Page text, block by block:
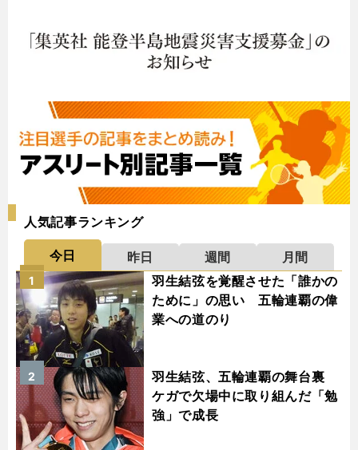
人気記事ランキング
今日 昨日 週間
月間
羽生結弦を覚醒させた「誰かの
ために」の思い 五輪連覇の偉
業への道のり
1
羽生結弦、五輪連覇の舞台裏
ケガで欠場中に取り組んだ「勉
強」で成長
2